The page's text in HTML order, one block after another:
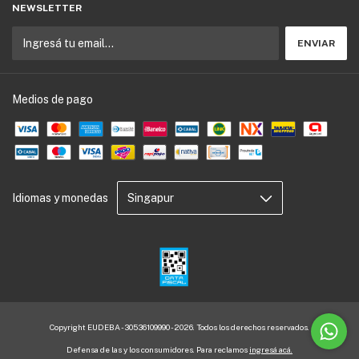
NEWSLETTER
Medios de pago
Idiomas y monedas
Copyright EUDEBA - 30536109990 - 2026. Todos los derechos reservados.
Defensa de las y los consumidores. Para reclamos ingresá acá.